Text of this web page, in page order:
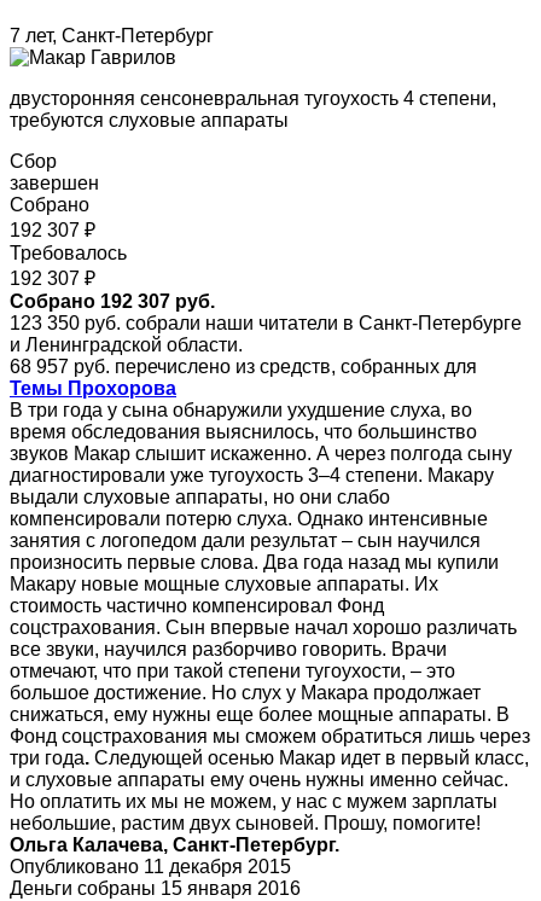
7 лет, Санкт-Петербург
двусторонняя сенсоневральная тугоухость 4 степени,
требуются слуховые аппараты
Сбор
завершен
Собрано
192 307 ₽
Требовалось
192 307 ₽
Собрано 192 307 руб.
123 350 руб. собрали наши читатели в Санкт-Петербурге
и Ленинградской области.
68 957 руб. перечислено из средств, собранных для
Темы Прохорова
В три года у сына обнаружили ухудшение слуха, во
время обследования выяснилось, что большинство
звуков Макар слышит искаженно. А через полгода сыну
диагностировали уже тугоухость 3–4 степени. Макару
выдали слуховые аппараты, но они слабо
компенсировали потерю слуха. Однако интенсивные
занятия с логопедом дали результат – сын научился
произносить первые слова. Два года назад мы купили
Макару новые мощные слуховые аппараты. Их
стоимость частично компенсировал Фонд
соцстрахования. Сын впервые начал хорошо различать
все звуки, научился разборчиво говорить. Врачи
отмечают, что при такой степени тугоухости, – это
большое достижение. Но слух у Макара продолжает
снижаться, ему нужны еще более мощные аппараты. В
Фонд соцстрахования мы сможем обратиться лишь через
три года. Следующей осенью Макар идет в первый класс,
и слуховые аппараты ему очень нужны именно сейчас.
Но оплатить их мы не можем, у нас с мужем зарплаты
небольшие, растим двух сыновей. Прошу, помогите!
Ольга Калачева, Санкт-Петербург.
Опубликовано 11 декабря 2015
Деньги собраны 15 января 2016